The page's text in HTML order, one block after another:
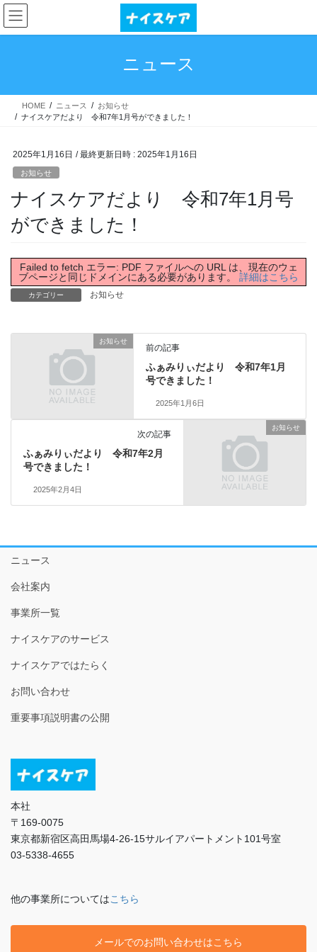
コ
ン
テ
ス
ナ
ビ
ゲ
ン
ニュース
HOME ニュース
お知らせ
ナイスケアだより 令和7年1月号ができました！
2025年1月16日 / 最終更新日時 : 2025年1月16日
お知らせ
ナイスケアだより 令和7年1月号
ができました！
Failed to fetch エラー: PDF ファイルへの URL は、現在のウェ
ブページと同じドメインにある必要があります。 詳細はこちら
カテゴリー お知らせ
お知らせ
前の記事
ふぁみりぃだより 令和7年1月
号できました！
2025年1月6日
お知らせ
次の記事
ふぁみりぃだより 令和7年2月
号できました！
2025年2月4日
ニュース
会社案内
事業所一覧
ナイスケアのサービス
ナイスケアではたらく
お問い合わせ
重要事項説明書の公開
本社
〒169-0075
東京都新宿区高田馬場4-26-15サルイアパートメント101号室
03-5338-4655
他の事業所についてはこちら
メールでのお問い合わせはこちら